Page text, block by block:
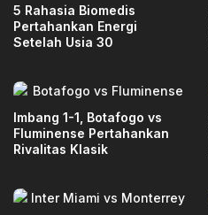
5 Rahasia Biomedis
Pertahankan Energi
Setelah Usia 30
Imbang 1-1, Botafogo vs
Fluminense Pertahankan
Rivalitas Klasik